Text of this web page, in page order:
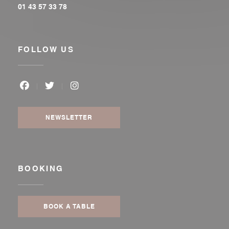
01 43 57 33 78
FOLLOW US
NEWSLETTER
BOOKING
BOOK A TABLE